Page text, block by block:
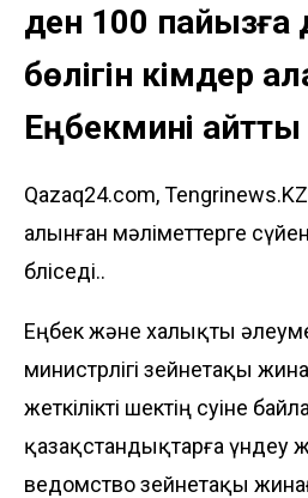
ден 100 пайызға
бөлігін кімдер
Еңбекмині айтты
Qazaq24.com, Tengrinews.KZ
алынған мәліметтерге
бөліседі..
Еңбек және халықты
министрлігі зейнетақы
жеткілікті шектің өсуіне
қазақстандықтарға үндеу
ведомство зейнетақы